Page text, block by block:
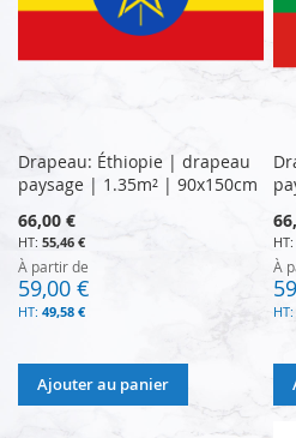
Drapeau: Éthiopie | drapeau
paysage | 1.35m² | 90x150cm
66,00 €
55,46 €
À partir de
59,00 €
49,58 €
Ajouter au panier
À